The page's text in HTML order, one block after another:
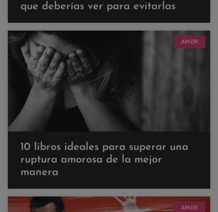
que deberías ver para evitarlas
AMOR
10 libros ideales para superar una
ruptura amorosa de la mejor
manera
AMOR